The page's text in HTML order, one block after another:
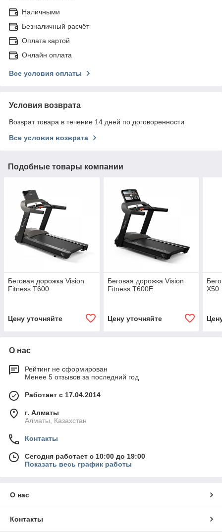
Наличными
Безналичный расчёт
Оплата картой
Онлайн оплата
Все условия оплаты
Условия возврата
Возврат товара в течение 14 дней по договоренности
Все условия возврата
Подобные товары компании
Беговая дорожка Vision
Fitness T600
Цену уточняйте
Беговая дорожка Vision
Fitness T600E
Цену уточняйте
X50
О нас
Рейтинг не сформирован
Менее 5 отзывов за последний год
Работает с 17.04.2014
г. Алматы
Алматы, Казахстан
Контакты
Сегодня работает с 10:00 до 19:00
Показать весь график работы
О нас
Контакты